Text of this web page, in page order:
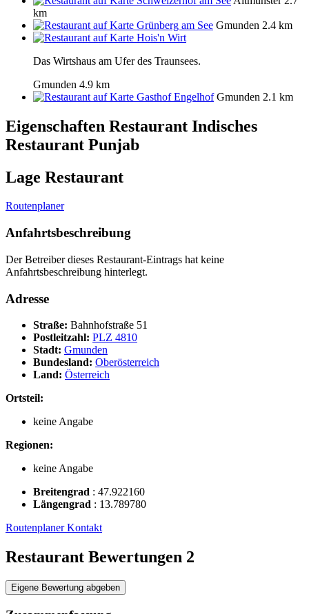
km
Grünberg am See Gmunden 2.4 km
Hois'n Wirt
Das Wirtshaus am Ufer des Traunsees.
Gmunden 4.9 km
Gasthof Engelhof Gmunden 2.1 km
Eigenschaften Restaurant Indisches
Restaurant Punjab
Lage Restaurant
Routenplaner
Anfahrtsbeschreibung
Der Betreiber dieses Restaurant-Eintrags hat keine
Anfahrtsbeschreibung hinterlegt.
Adresse
Straße: Bahnhofstraße 51
Postleitzahl: PLZ 4810
Stadt: Gmunden
Bundesland: Oberösterreich
Land: Österreich
Ortsteil:
keine Angabe
Regionen:
keine Angabe
Breitengrad : 47.922160
Längengrad : 13.789780
RoutenplanerKontakt
Restaurant Bewertungen 2
Eigene Bewertung abgeben